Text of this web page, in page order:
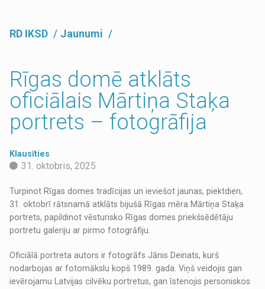
RD IKSD Jaunumi
Rīgas domē atklāts
oficiālais Mārtiņa Staķa
portrets – fotogrāfija
Klausīties
31. oktobris, 2025
Turpinot Rīgas domes tradīcijas un ieviešot jaunas, piektdien,
31. oktobrī rātsnamā atklāts bijušā Rīgas mēra Mārtiņa Staķa
portrets, papildinot vēsturisko Rīgas domes priekšsēdētāju
portretu galeriju ar pirmo fotogrāfiju.
Oficiālā portreta autors ir fotogrāfs Jānis Deinats, kurš
nodarbojas ar fotomākslu kopš 1989. gada. Viņš veidojis gan
ievērojamu Latvijas cilvēku portretus, gan īstenojis personiskos